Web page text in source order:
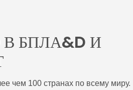
БПЛА&D И
чем 100 странах по всему миру.